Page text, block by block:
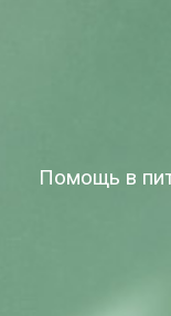
Помощь в